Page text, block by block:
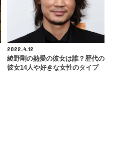
2022.4.12
綾野剛の熱愛の彼女は誰？歴代の
彼女14人や好きな女性のタイプ